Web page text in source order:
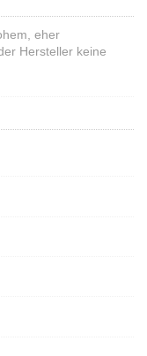
eher
Hersteller keine